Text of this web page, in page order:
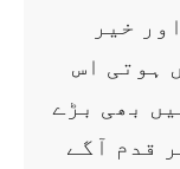
خیر
ہوتی اس
بھی بڑے
قدم آگے